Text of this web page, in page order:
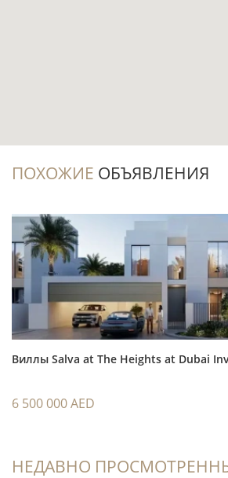
возможность заранее
выбранный формат виллы до
Сегмент вилл с 4
парковкой и близостью к
ориентирован на
выбирающих приватность и
Jumeirah Golf Estates (JGE)
среду и спортивную
лот можно рассматривать как
горизонтом до передачи
стадию строительства, спрос
ПОХОЖИЕ ОБЪЯВЛЕНИЯ
Виллы Salva at The Heights at Dubai
6 500 000 AED
НЕДАВНО